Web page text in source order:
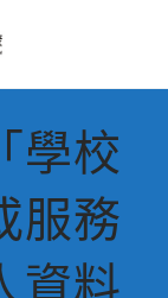
學校
服務
資料